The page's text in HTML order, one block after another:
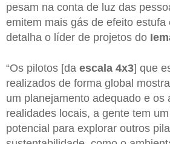
pesam na conta de luz das
emitem mais gás de efeito estufa
detalha o líder de projetos do
“Os pilotos [da escala 4x3] que
realizados de forma global
um planejamento adequado e os
realidades locais, a gente tem
potencial para explorar outros